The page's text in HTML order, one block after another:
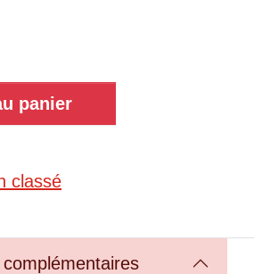
panier
classé